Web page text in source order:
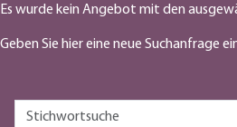
Es wurde kein Angebot mit den
Geben Sie hier eine neue Suchanfrage